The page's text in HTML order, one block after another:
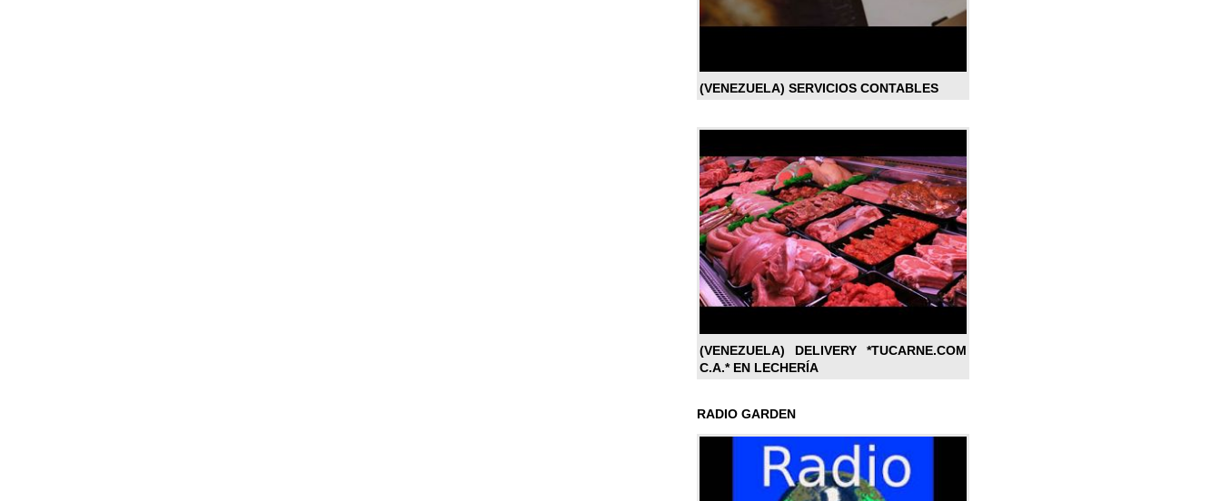
(VENEZUELA) SERVICIOS CONTABLES
(VENEZUELA) DELIVERY *TUCARNE.COM
C.A.* EN LECHERÍA
RADIO GARDEN